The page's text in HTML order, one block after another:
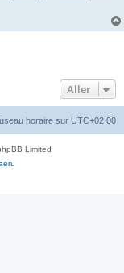
Aller
horaire sur UTC+02:00
Limited